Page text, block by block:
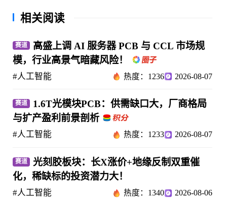
相关阅读
赛道
高盛上调 AI 服务器 PCB 与 CCL 市场规
模，行业高景气暗藏风险！
#人工智能 热度：1236 2026-08-07
赛道
1.6T光模块PCB：供需缺口大，厂商格局
与扩产盈利前景剖析
#人工智能 热度：1233 2026-08-07
赛道
光刻胶板块：长X涨价+地缘反制双重催
化，稀缺标的投资潜力大！
#人工智能 热度：1340 2026-08-06